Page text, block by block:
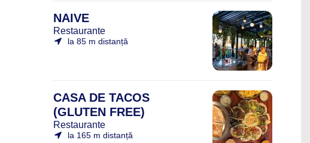
NAIVE
Restaurante
la 85 m distanță
CASA DE TACOS
(GLUTEN FREE)
Restaurante
la 165 m distanță